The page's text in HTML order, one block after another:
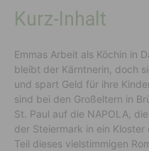
Kurz-Inhalt
Emmas Arbeit als Köchin in
bleibt der Kärntnerin, doch
und spart Geld für ihre
sind bei den Großeltern in
St. Paul auf die NAPOLA,
der Steiermark in ein
Teil dieses vielstimmigen